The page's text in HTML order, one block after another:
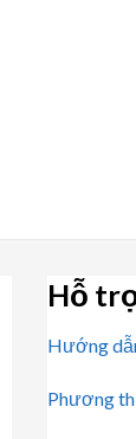
Hỗ
Hướng
Phương